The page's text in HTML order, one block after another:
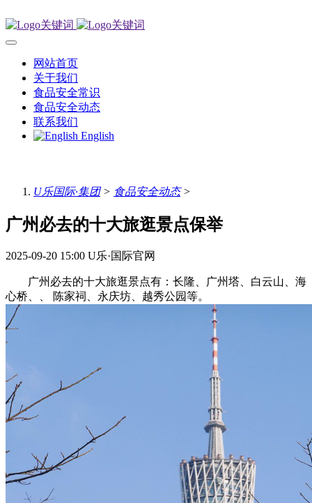
网站首页
关于我们
食品安全常识
食品安全动态
联系我们
English
U乐国际·集团> 食品安全动态>
广州必去的十大旅逛景点保举
2025-09-20 15:00 U乐·国际官网
广州必去的十大旅逛景点有：长隆、广州塔、白云山、海
心桥、、 陈家祠、永庆坊、越秀公园等。